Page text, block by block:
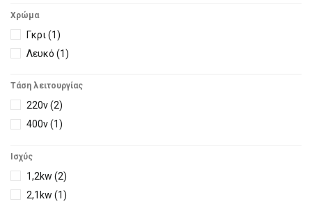
Χρώμα
Γκρι (1)
Λευκό (1)
Τάση λειτουργίας
220v(2)
400v(1)
Ισχύς
1,2kw (2)
2,1kw (1)